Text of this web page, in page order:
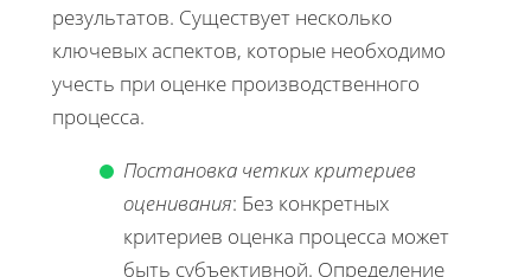
результатов. Существует несколько
ключевых аспектов, которые необходимо
учесть при оценке производственного
процесса.
Постановка четких критериев
оценивания: Без конкретных
критериев оценка процесса может
быть субъективной. Определение